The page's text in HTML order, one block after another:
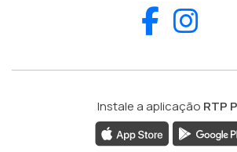
Instale a aplicação RTP